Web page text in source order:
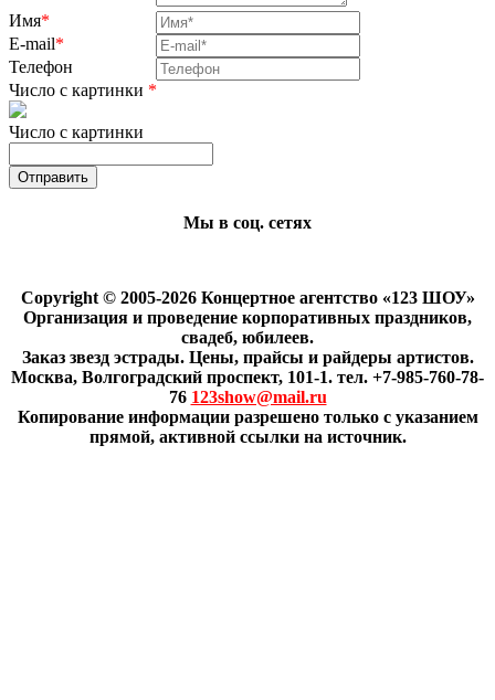
Имя*
E-mail*
Телефон
Число с картинки *
Число с картинки
Мы в соц. сетях
Copyright © 2005-2026 Концертное агентство «123 ШОУ»
Организация и проведение корпоративных праздников,
свадеб, юбилеев.
Заказ звезд эстрады. Цены, прайсы и райдеры артистов.
Москва, Волгоградский проспект, 101-1. тел. +7-985-760-78-
76 123show@mail.ru
Копирование информации разрешено только с указанием
прямой, активной ссылки на источник.